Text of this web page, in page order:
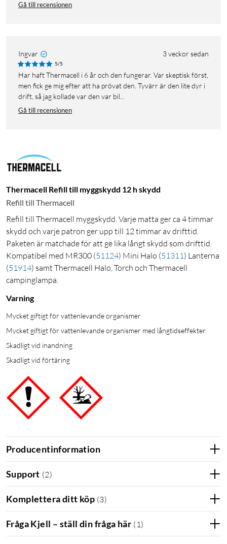
Gå till recensionen
Ingvar 3 veckor sedan
5/5
Har haft Thermacell i 6 år och den fungerar. Var skeptisk först,
men fick ge mig efter att ha prövat den. Tyvärr är den lite dyr i
drift, så jag kollade var den var bil...
Gå till recensionen
Thermacell Refill till myggskydd 12 h skydd
Refill till Thermacell
Refill till Thermacell myggskydd. Varje matta ger ca 4 timmar
skydd och varje patron ger upp till 12 timmar av drifttid.
Paketen är matchade för att ge lika långt skydd som drifttid.
Kompatibel med MR300 (51124) Mini Halo (51311) Lanterna
(51914) samt Thermacell Halo, Torch och Thermacell
campinglampa.
Varning
Mycket giftigt för vattenlevande organismer
Mycket giftigt för vattenlevande organismer med långtidseffekter
Skadligt vid inandning
Skadligt vid förtäring
Producentinformation
Support (2)
Komplettera ditt köp (3)
Fråga Kjell – ställ din fråga här ( 1 )